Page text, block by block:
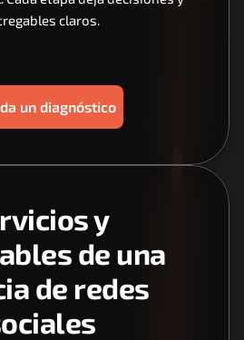
claros.
un diagnóstico
y
de una
de redes